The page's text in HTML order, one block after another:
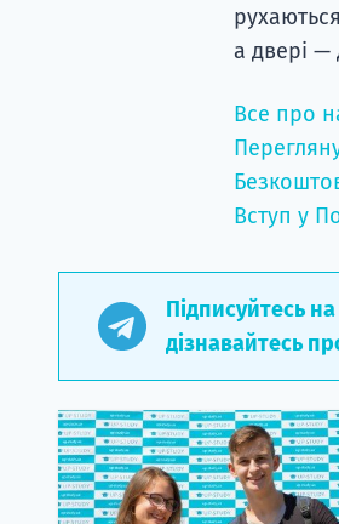
а двері —
Все про
Вступ у
Підписуйтесь
дізнавайтесь